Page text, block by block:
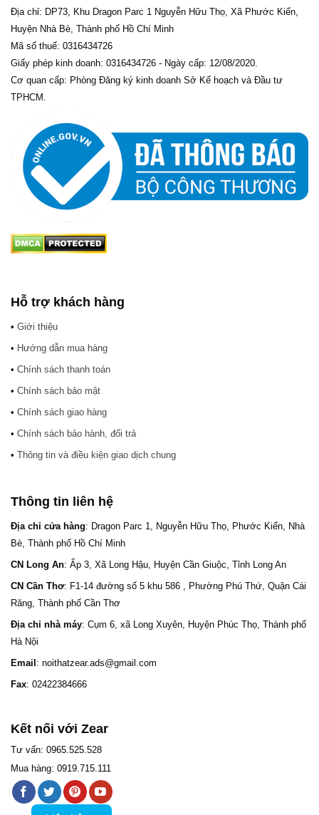
Địa chỉ: DP73, Khu Dragon Parc 1 Nguyễn Hữu Thọ, Xã Phước Kiển,
Huyện Nhà Bè, Thành phố Hồ Chí Minh
Mã số thuế: 0316434726
Giấy phép kinh doanh: 0316434726 - Ngày cấp: 12/08/2020.
Cơ quan cấp: Phòng Đăng ký kinh doanh Sở Kế hoạch và Đầu tư
TPHCM.
Hỗ trợ khách hàng
• Giới thiệu
• Hướng dẫn mua hàng
• Chính sách thanh toán
• Chính sách bảo mật
• Chính sách giao hàng
• Chính sách bảo hành, đổi trả
• Thông tin và điều kiện giao dịch chung
Thông tin liên hệ
Địa chỉ cửa hàng: Dragon Parc 1, Nguyễn Hữu Thọ, Phước Kiển, Nhà
Bè, Thành phố Hồ Chí Minh
CN Long An: Ấp 3, Xã Long Hậu, Huyện Cần Giuộc, Tỉnh Long An
CN Cần Thơ: F1-14 đường số 5 khu 586 , Phường Phú Thứ, Quận Cái
Răng, Thành phố Cần Thơ
Địa chỉ nhà máy: Cụm 6, xã Long Xuyên, Huyện Phúc Thọ, Thành phố
Hà Nội
Email : noithatzear.ads@gmail.com
Fax: 02422384666
Kết nối với Zear
Tư vấn: 0965.525.528
Mua hàng: 0919.715.111